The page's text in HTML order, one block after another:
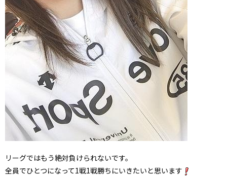
リーグではもう絶対負けられないです。
全員でひとつになって1戦1戦勝ちにいきたいと思います